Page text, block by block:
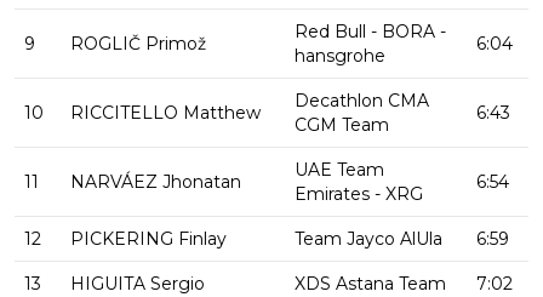
9 ROGLIČ Primož
Red Bull - BORA -
hansgrohe
6:04
10 RICCITELLO Matthew
Decathlon CMA
CGM Team
6:43
11 NARVÁEZ Jhonatan
UAE Team
Emirates - XRG
6:54
12 PICKERING Finlay Team Jayco AlUla 6:59
13 HIGUITA Sergio XDS Astana Team 7:02